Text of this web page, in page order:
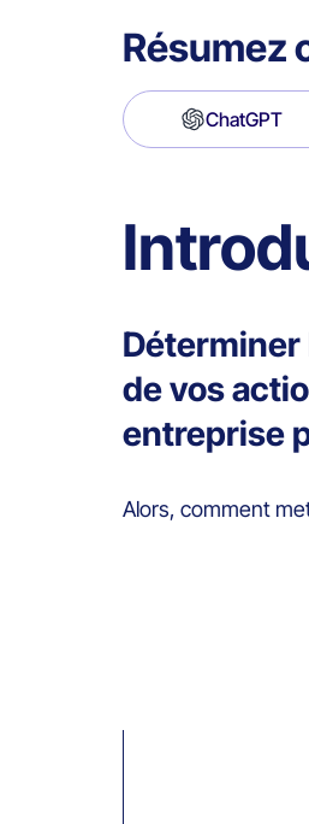
Résumez
ChatGPT
de vos
entreprise
Alors, comment